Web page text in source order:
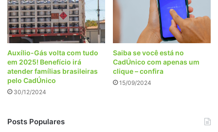
Auxílio-Gás volta com tudo
em 2025! Benefício irá
atender famílias brasileiras
pelo CadÚnico
30/12/2024
Saiba se você está no
CadÚnico com apenas um
clique – confira
15/09/2024
Posts Populares